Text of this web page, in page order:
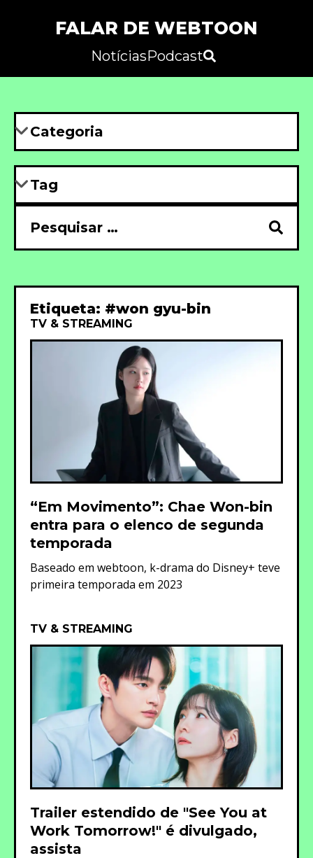
FALAR DE WEBTOON
NotíciasPodcast
Etiqueta: #won gyu-bin
TV & STREAMING
“Em Movimento”: Chae Won-bin
entra para o elenco de segunda
temporada
Baseado em webtoon, k-drama do Disney+ teve
primeira temporada em 2023
TV & STREAMING
Trailer estendido de "See You at
Work Tomorrow!" é divulgado,
assista